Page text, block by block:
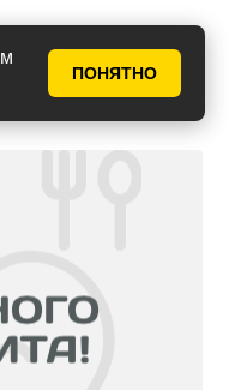
ПОНЯТНО